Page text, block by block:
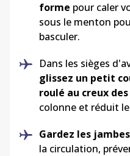
forme pour caler
sous le menton
basculer.
Dans les sièges
glissez un petit
roulé au creux
colonne et réduit
Gardez les
la circulation,